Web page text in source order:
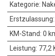
Kategorie:
Erstzulassung:
KM-Stand: 0
Leistung: 77,2